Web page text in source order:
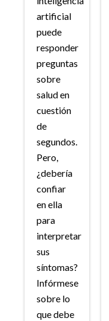
artificial
puede
responder
preguntas
sobre
salud en
cuestión
de
segundos.
Pero,
¿debería
confiar
en ella
para
interpretar
sus
síntomas?
Infórmese
sobre lo
que debe